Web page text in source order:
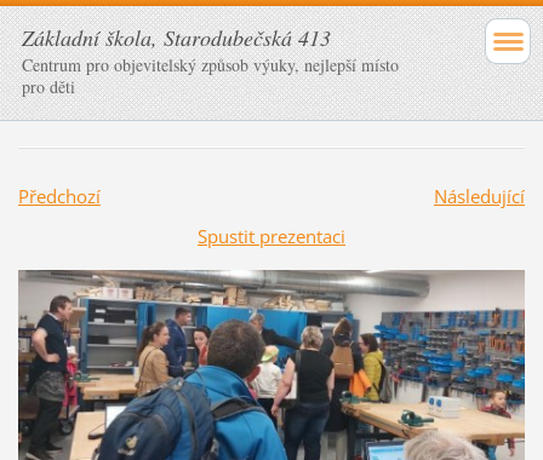
Základní škola, Starodubečská 413
Centrum pro objevitelský způsob výuky, nejlepší místo
pro děti
Předchozí
Následující
Spustit prezentaci